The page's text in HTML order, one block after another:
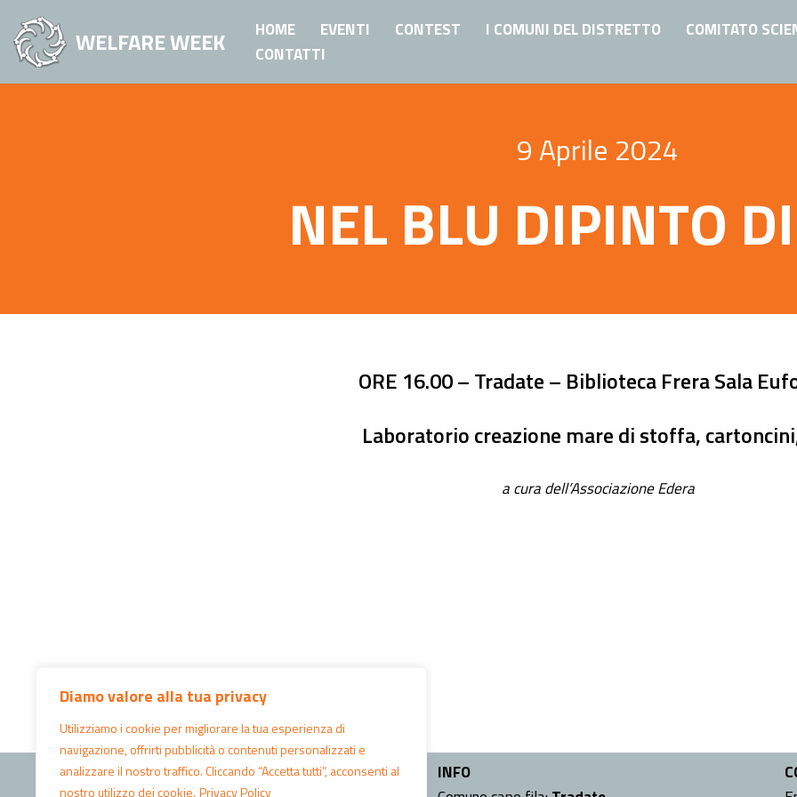
Diamo valore alla tua privacy
Utilizziamo i cookie per migliorare la tua esperienza di
navigazione, offrirti pubblicità o contenuti personalizzati e
analizzare il nostro traffico. Cliccando “Accetta tutti”, acconsenti al
nostro utilizzo dei cookie. Privacy Policy
Vai
WELFARE WEEK HOME EVENTI CONTEST I COMUNI DEL DISTRETTO
COMITATO
CONTATTI
9 Aprile 2024
NEL BLU DIPINTO
ORE 16.00 – Tradate – Biblioteca Frera Sala
Laboratorio creazione mare di stoffa,
a cura dell’Associazione Edera
©2026 - WELFARE WEEK
INFO